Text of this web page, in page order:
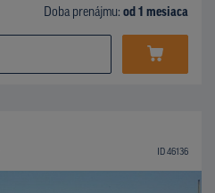
Doba prenájmu: od 1 mesiaca
ID 46136